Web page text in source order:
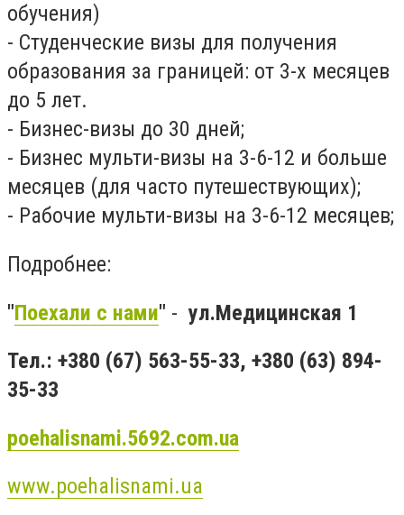
обучения)
- Студенческие визы для получения
образования за границей: от 3-х месяцев
до 5 лет.
- Бизнес-визы до 30 дней;
- Бизнес мульти-визы на 3-6-12 и больше
месяцев (для часто путешествующих);
- Рабочие мульти-визы на 3-6-12 месяцев;
Подробнее:
"Поехали с нами" - ул.Медицинская 1
Тел.: +380 (67) 563-55-33, +380 (63) 894-
35-33
poehalisnami.5692.com.ua
www.poehalisnami.ua